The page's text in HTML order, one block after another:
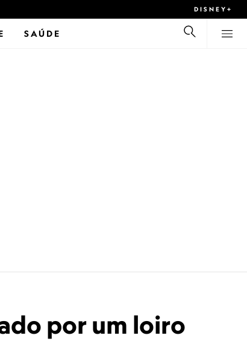
DISNEY+
SAÚDE
por um loiro